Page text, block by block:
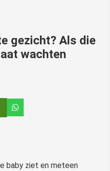
gezicht? Als die
wachten
baby ziet en meteen